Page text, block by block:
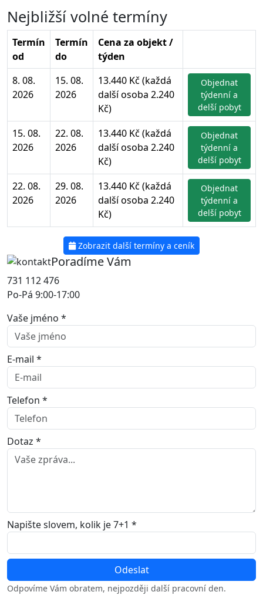
Nejbližší volné termíny
Termín
od
Termín
do
Cena za objekt /
týden
8. 08.
2026
15. 08.
2026
13.440 Kč (každá
další osoba 2.240
Kč)
Objednat
týdenní a
delší pobyt
15. 08.
2026
22. 08.
2026
13.440 Kč (každá
další osoba 2.240
Kč)
Objednat
týdenní a
delší pobyt
22. 08.
2026
29. 08.
2026
13.440 Kč (každá
další osoba 2.240
Kč)
Objednat
týdenní a
delší pobyt
Zobrazit další termíny a ceník
Poradíme Vám
731 112 476
Po-Pá 9:00-17:00
Vaše jméno *
E-mail *
Telefon *
Dotaz *
Napište slovem, kolik je 7+1 *
Odpovíme Vám obratem, nejpozději další pracovní den.